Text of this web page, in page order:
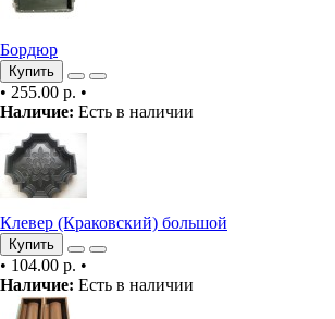
Бордюр
Купить
• 255.00 р. •
Наличие: Есть в наличии
Клевер (Краковский) большой
Купить
• 104.00 р. •
Наличие: Есть в наличии